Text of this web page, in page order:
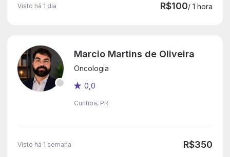
Visto há 1 dia R$100/ 1 hora
Marcio Martins de Oliveira
Oncologia
0,0
Curitiba, PR
Visto há 1 semana R$350